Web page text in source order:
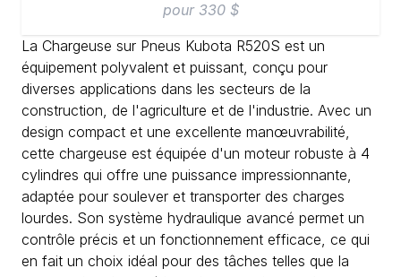
pour 330 $
La Chargeuse sur Pneus Kubota R520S est un
équipement polyvalent et puissant, conçu pour
diverses applications dans les secteurs de la
construction, de l'agriculture et de l'industrie. Avec un
design compact et une excellente manœuvrabilité,
cette chargeuse est équipée d'un moteur robuste à 4
cylindres qui offre une puissance impressionnante,
adaptée pour soulever et transporter des charges
lourdes. Son système hydraulique avancé permet un
contrôle précis et un fonctionnement efficace, ce qui
en fait un choix idéal pour des tâches telles que la